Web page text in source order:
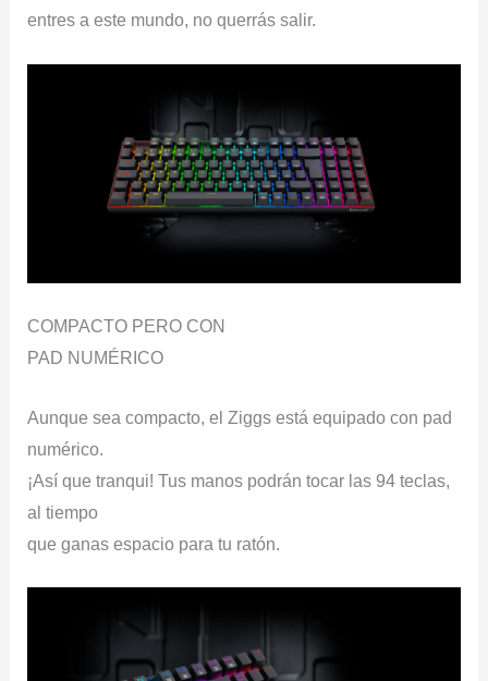
entres a este mundo, no querrás salir.
COMPACTO PERO CON
PAD NUMÉRICO
Aunque sea compacto, el Ziggs está equipado con pad
numérico.
¡Así que tranqui! Tus manos podrán tocar las 94 teclas,
al tiempo
que ganas espacio para tu ratón.